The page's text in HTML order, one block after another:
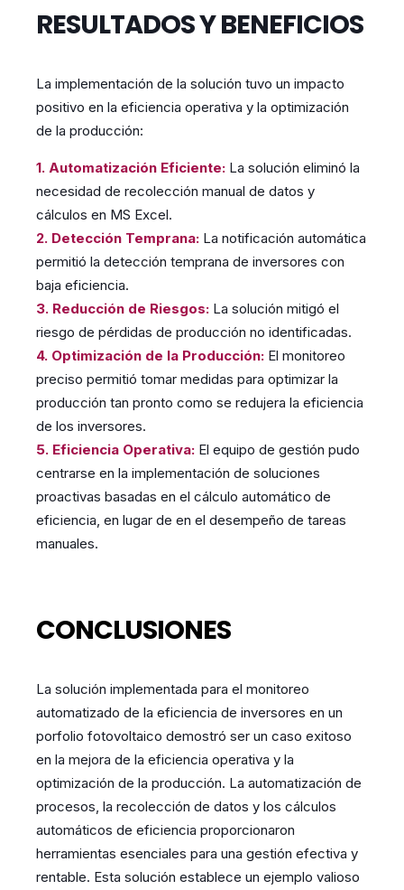
RESULTADOS Y BENEFICIOS
La implementación de la solución tuvo un impacto
positivo en la eficiencia operativa y la optimización
de la producción:
1. Automatización Eficiente: La solución eliminó la
necesidad de recolección manual de datos y
cálculos en MS Excel.
2. Detección Temprana: La notificación automática
permitió la detección temprana de inversores con
baja eficiencia.
3. Reducción de Riesgos: La solución mitigó el
riesgo de pérdidas de producción no identificadas.
4. Optimización de la Producción: El monitoreo
preciso permitió tomar medidas para optimizar la
producción tan pronto como se redujera la eficiencia
de los inversores.
5. Eficiencia Operativa: El equipo de gestión pudo
centrarse en la implementación de soluciones
proactivas basadas en el cálculo automático de
eficiencia, en lugar de en el desempeño de tareas
manuales.
CONCLUSIONES
La solución implementada para el monitoreo
automatizado de la eficiencia de inversores en un
porfolio fotovoltaico demostró ser un caso exitoso
en la mejora de la eficiencia operativa y la
optimización de la producción. La automatización de
procesos, la recolección de datos y los cálculos
automáticos de eficiencia proporcionaron
herramientas esenciales para una gestión efectiva y
rentable. Esta solución establece un ejemplo valioso